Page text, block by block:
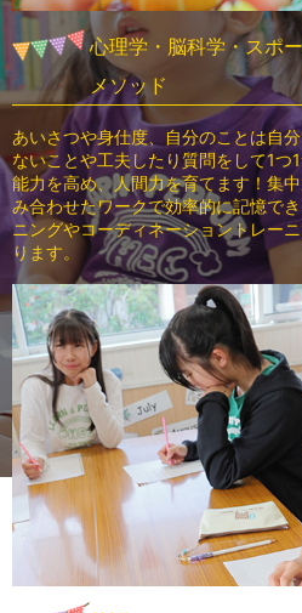
心理学・脳科学・スポ
メソッド
あいさつや身仕度、自分のことは自
ないことや工夫したり質問をして1つ
能力を高め、人間力を育てます！ 集
み合わせたワークで効率的に記憶でき
ニングやコーディネーショントレー
ります。